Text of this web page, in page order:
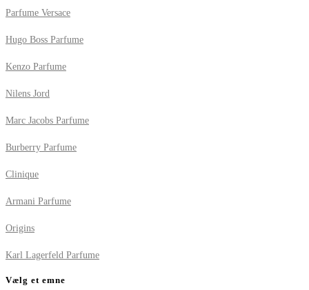
Parfume Versace
Hugo Boss Parfume
Kenzo Parfume
Nilens Jord
Marc Jacobs Parfume
Burberry Parfume
Clinique
Armani Parfume
Origins
Karl Lagerfeld Parfume
Vælg et emne